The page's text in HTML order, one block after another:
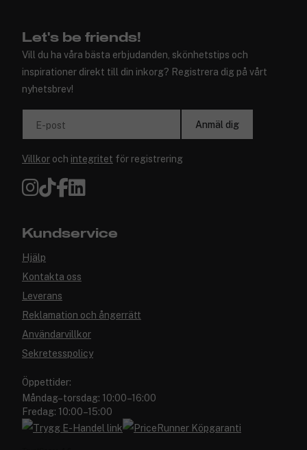
Let's be friends!
Vill du ha våra bästa erbjudanden, skönhetstips och
inspirationer direkt till din inkorg? Registrera dig på vårt
nyhetsbrev!
E-post Anmäl dig
Villkor och integritet för registrering
Kundservice
Hjälp
Kontakta oss
Leverans
Reklamation och ångerrätt
Användarvillkor
Sekretesspolicy
Öppettider:
Måndag–torsdag: 10:00–16:00
Fredag: 10:00–15:00